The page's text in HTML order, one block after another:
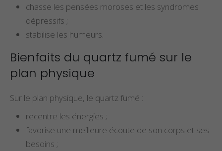
chasse les pensées moroses et les syndromes
dépressifs ;
stabilise les humeurs.
Bienfaits du quartz fumé sur le
plan physique
Sur le plan physique, le quartz fumé :
recentre les énergies ;
favorise une meilleure écoute de son corps et ses
besoins ;